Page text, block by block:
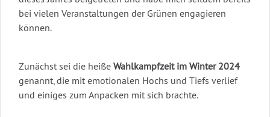
bei vielen Veranstaltungen der Grünen engagieren
können.
Zunächst sei die heiße Wahlkampfzeit im Winter 2024
genannt, die mit emotionalen Hochs und Tiefs verlief
und einiges zum Anpacken mit sich brachte.